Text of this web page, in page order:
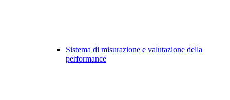
Sistema di misurazione e valutazione della
performance